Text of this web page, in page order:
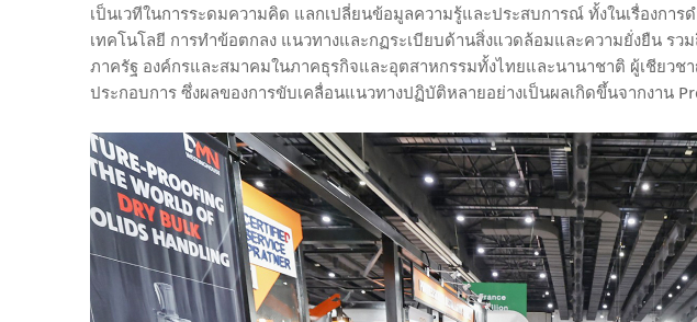
เป็นเวทีในการระดมความคิด แลกเปลี่ยนข้อมูลความรู้และประสบการณ์ ทั้งในเรื่องกา
เทคโนโลยี การทำข้อตกลง แนวทางและกฏระเบียบด้านสิ่งแวดล้อมและความยั่งยืน รว
ภาครัฐ องค์กรและสมาคมในภาคธุรกิจและอุตสาหกรรมทั้งไทยและนานาชาติ ผู้เชียว
ประกอบการ ซึ่งผลของการขับเคลื่อนแนวทางปฏิบัติหลายอย่างเป็นผลเกิดขึ้นจากงาน